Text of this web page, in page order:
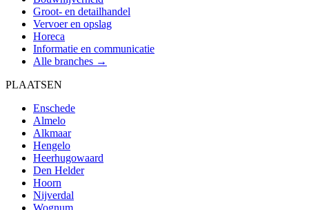
Groot- en detailhandel
Vervoer en opslag
Horeca
Informatie en communicatie
Alle branches →
PLAATSEN
Enschede
Almelo
Alkmaar
Hengelo
Heerhugowaard
Den Helder
Hoorn
Nijverdal
Wognum